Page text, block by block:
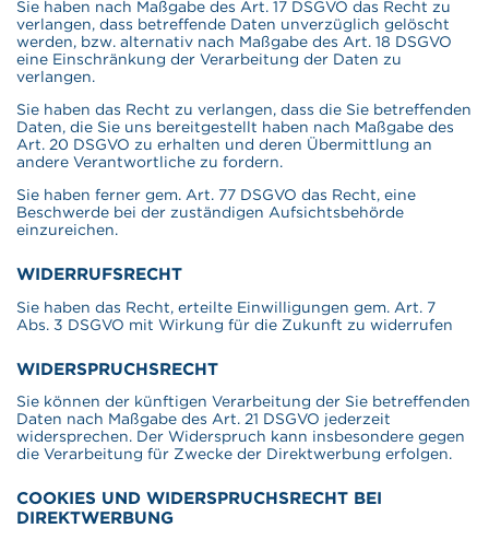
Sie haben nach Maßgabe des Art. 17 DSGVO das Recht zu
verlangen, dass betreffende Daten unverzüglich gelöscht
werden, bzw. alternativ nach Maßgabe des Art. 18 DSGVO
eine Einschränkung der Verarbeitung der Daten zu
verlangen.
Sie haben das Recht zu verlangen, dass die Sie betreffenden
Daten, die Sie uns bereitgestellt haben nach Maßgabe des
Art. 20 DSGVO zu erhalten und deren Übermittlung an
andere Verantwortliche zu fordern.
Sie haben ferner gem. Art. 77 DSGVO das Recht, eine
Beschwerde bei der zuständigen Aufsichtsbehörde
einzureichen.
WIDERRUFSRECHT
Sie haben das Recht, erteilte Einwilligungen gem. Art. 7
Abs. 3 DSGVO mit Wirkung für die Zukunft zu widerrufen
WIDERSPRUCHSRECHT
Sie können der künftigen Verarbeitung der Sie betreffenden
Daten nach Maßgabe des Art. 21 DSGVO jederzeit
widersprechen. Der Widerspruch kann insbesondere gegen
die Verarbeitung für Zwecke der Direktwerbung erfolgen.
COOKIES UND WIDERSPRUCHSRECHT BEI
DIREKTWERBUNG